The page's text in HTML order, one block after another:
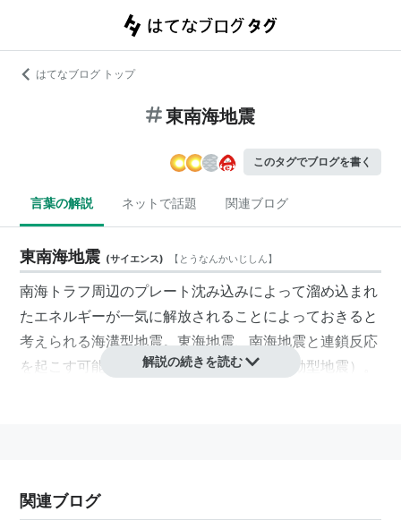
はてなブログ トップ
東南海地震
このタグでブログを書く
言葉の解説 ネットで話題 関連ブログ
東南海地震 (サイエンス) 【 とうなんかいじしん】
南海トラフ周辺のプレート沈み込みによって溜め込まれ
たエネルギーが一気に解放されることによっておきると
考えられる海溝型地震。東海地震、南海地震 と連鎖反応
を起こす可能性が高いといわれている（連動型地震）。
解説の続きを読む
関連ブログ